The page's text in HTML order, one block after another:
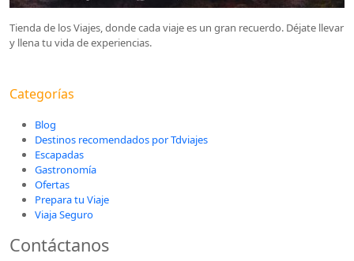
Tienda de los Viajes, donde cada viaje es un gran recuerdo. Déjate llevar
y llena tu vida de experiencias.
Categorías
Blog
Destinos recomendados por Tdviajes
Escapadas
Gastronomía
Ofertas
Prepara tu Viaje
Viaja Seguro
Contáctanos